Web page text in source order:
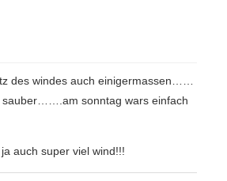
des windes auch einigermassen……
sauber…….am sonntag wars einfach
auch super viel wind!!!